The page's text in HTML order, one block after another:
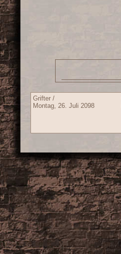
Grifter /
Montag, 26. Juli 2098